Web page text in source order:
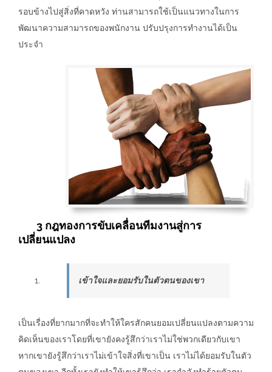
รอบข้างไปสู่สิ่งที่คาดหวัง ท่านสามารถใช้เป็นแนวทางในการ
พัฒนาความสามารถของพนักงาน ปรับปรุงการทำงานได้เป็น
ประจำ
3 กฎทองการขับเคลื่อนทีมงานสู่การ
เปลี่ยนแปลง
เข้าใจและยอมรับในตัวตนของเขา
เป็นเรื่องที่ยากมากที่จะทำให้ใครสักคนยอมเปลี่ยนแปลงตามความ
คิดเห็นของเราโดยที่เขายังคงรู้สึกว่าเราไม่ใช่พวกเดียวกับเขา
หากเขายังรู้สึกว่าเราไม่เข้าใจสิ่งที่เขาเป็น เราไม่ได้ยอมรับในตัว